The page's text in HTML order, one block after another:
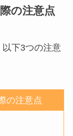
の注意点
下3つの注意
の注意点